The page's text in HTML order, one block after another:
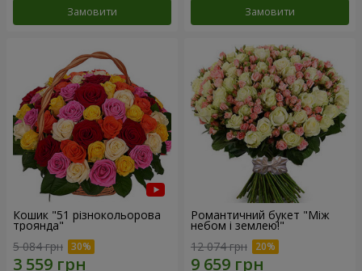
Замовити Замовити
Кошик "51 різнокольорова
троянда"
5 084 грн
Романтичний букет "Між
небом і землею!"
12 074 грн